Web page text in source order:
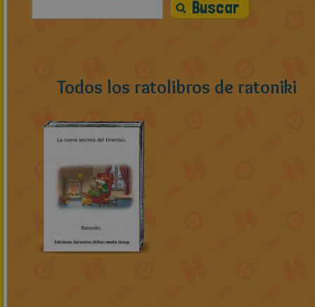
Todos los ratolibros de ratoniki